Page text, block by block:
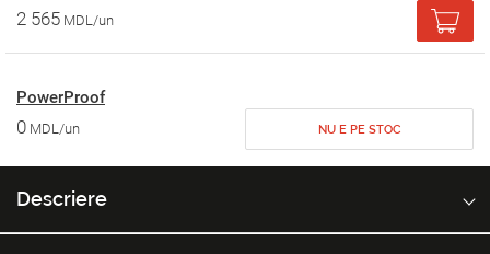
2 565 MDL/un
PowerProof
0 MDL/un NU E PE STOC
Descriere